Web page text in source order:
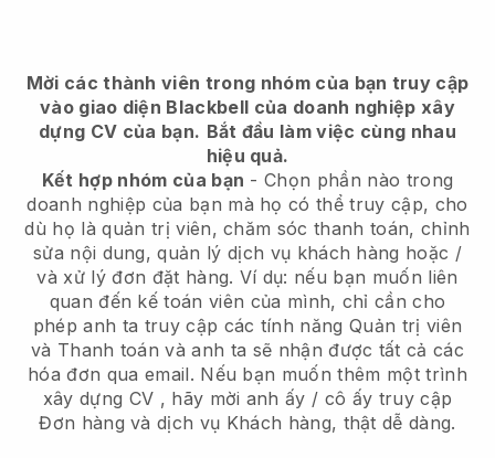
Mời các thành viên trong nhóm của bạn truy cập
vào giao diện Blackbell của doanh nghiệp xây
dựng CV của bạn. Bắt đầu làm việc cùng nhau
hiệu quả.
Kết hợp nhóm của bạn - Chọn phần nào trong
doanh nghiệp của bạn mà họ có thể truy cập, cho
dù họ là quản trị viên, chăm sóc thanh toán, chỉnh
sửa nội dung, quản lý dịch vụ khách hàng hoặc /
và xử lý đơn đặt hàng. Ví dụ: nếu bạn muốn liên
quan đến kế toán viên của mình, chỉ cần cho
phép anh ta truy cập các tính năng Quản trị viên
và Thanh toán và anh ta sẽ nhận được tất cả các
hóa đơn qua email. Nếu bạn muốn thêm một trình
xây dựng CV , hãy mời anh ấy / cô ấy truy cập
Đơn hàng và dịch vụ Khách hàng, thật dễ dàng.